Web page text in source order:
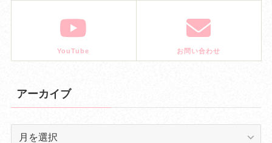
YouTube お問い合わせ
アーカイブ